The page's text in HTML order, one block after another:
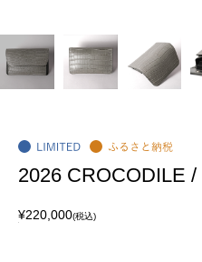
2026 CROCODILE
¥220,000(税込)